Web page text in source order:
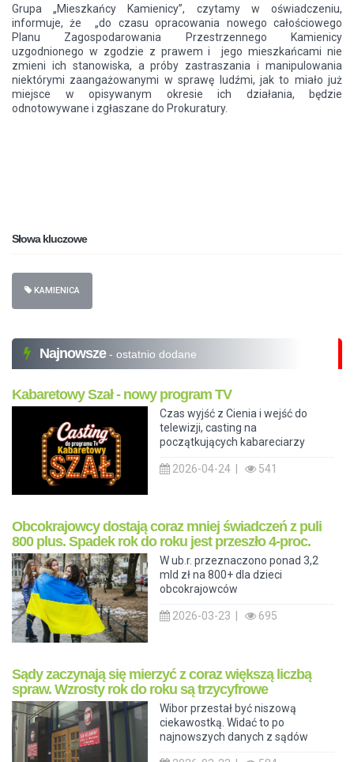
Grupa „Mieszkańcy Kamienicy”, czytamy w oświadczeniu,
informuje, że „do czasu opracowania nowego całościowego
Planu Zagospodarowania Przestrzennego Kamienicy
uzgodnionego w zgodzie z prawem i jego mieszkańcami nie
zmieni ich stanowiska, a próby zastraszania i manipulowania
niektórymi zaangażowanymi w sprawę ludźmi, jak to miało już
miejsce w opisywanym okresie ich działania, będzie
odnotowywane i zgłaszane do Prokuratury.
Słowa kluczowe
KAMIENICA
Najnowsze - ostatnio dodane
Kabaretowy Szał - nowy program TV
Czas wyjść z Cienia i wejść do
telewizji, casting na
początkujących kabareciarzy
2026-04-24 | 541
Obcokrajowcy dostają coraz mniej świadczeń z puli
800 plus. Spadek rok do roku jest przeszło 4-proc.
W ub.r. przeznaczono ponad 3,2
mld zł na 800+ dla dzieci
obcokrajowców
2026-03-23 | 695
Sądy zaczynają się mierzyć z coraz większą liczbą
spraw. Wzrosty rok do roku są trzycyfrowe
Wibor przestał być niszową
ciekawostką. Widać to po
najnowszych danych z sądów